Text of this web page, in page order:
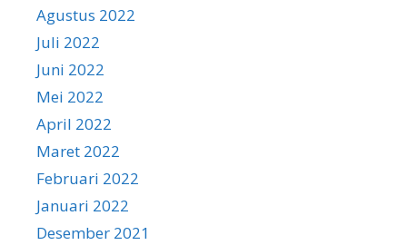
Agustus 2022
Juli 2022
Juni 2022
Mei 2022
April 2022
Maret 2022
Februari 2022
Januari 2022
Desember 2021